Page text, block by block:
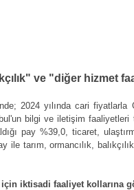
ve "diğer hizmet
2024 yılında cari
bilgi ve iletişim
pay %39,0, ticaret,
ile tarım, ormancılık,
iktisadi faaliyet kollarına